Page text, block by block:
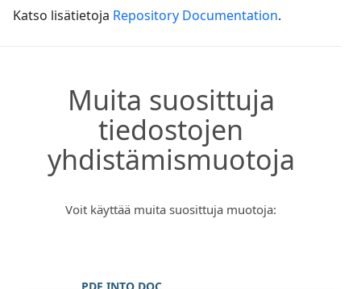
Katso lisätietoja Repository Documentation.
Muita suosittuja
tiedostojen
yhdistämismuotoja
Voit käyttää muita suosittuja muotoja: